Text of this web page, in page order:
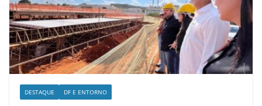
DESTAQUE DF E ENTORNO